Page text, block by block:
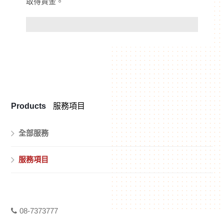
Products 服務項目
全部服務
服務項目
08-7373777